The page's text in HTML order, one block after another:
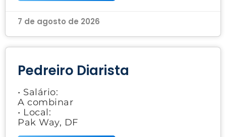
7 de agosto de 2026
Pedreiro Diarista
• Salário:
A combinar
• Local:
Pak Way, DF